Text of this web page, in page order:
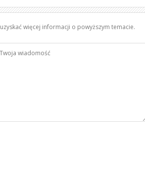
więcej informacji o powyższym temacie.